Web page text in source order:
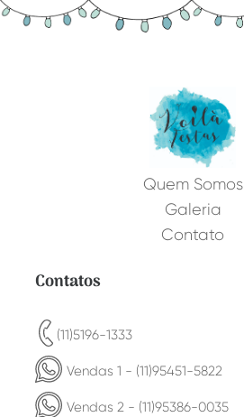
Quem Somos
Galeria
Contato
Contatos
(11)5196-1333
Vendas 1 - (11)95451-5822
Vendas 2 - (11)95386-0035